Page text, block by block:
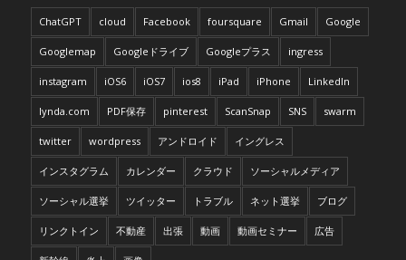
ChatGPT cloud Facebook foursquare Gmail Google
Googlemap Googleドライブ Googleプラス ingress
instagram iOS6 iOS7 ios8 iPad iPhone LinkedIn
lynda.com PDF保存 pinterest ScanSnap SNS swarm
twitter wordpress アンドロイド イングレス
インスタグラム カレンダー クラウド ソーシャルメディア
ソーシャル選挙 ツイッター トラブル ネット選挙 ブログ
リンクトイン 不動産 出張 動画 動画セミナー 広告